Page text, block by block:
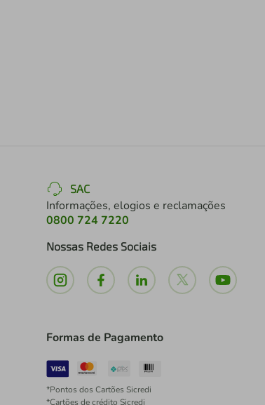
SAC
Informações, elogios e reclamações
0800 724 7220
Nossas Redes Sociais
Formas de Pagamento
*Pontos dos Cartões Sicredi
*Cartões de crédito Sicredi